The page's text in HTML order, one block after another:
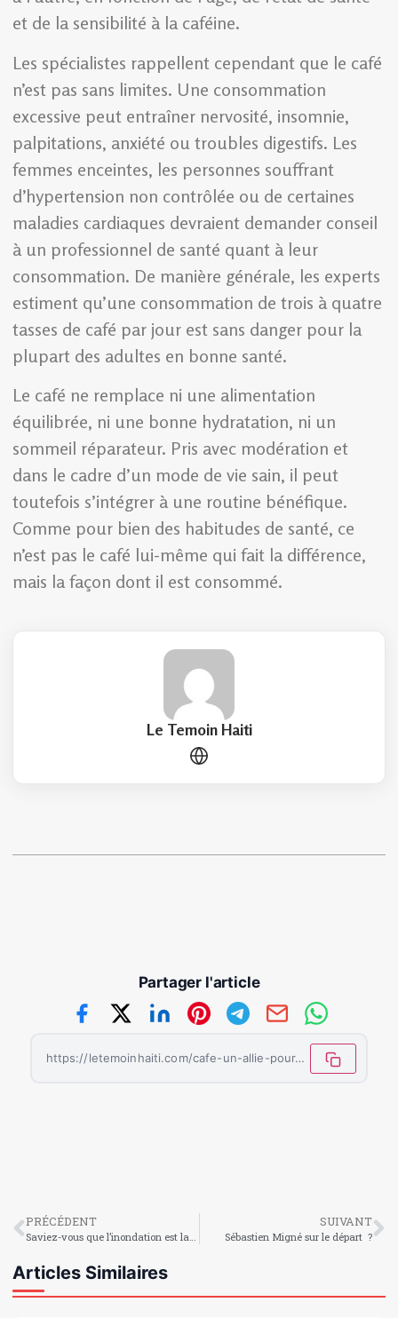
et de la sensibilité à la caféine.
Les spécialistes rappellent cependant que le café
n’est pas sans limites. Une consommation
excessive peut entraîner nervosité, insomnie,
palpitations, anxiété ou troubles digestifs. Les
femmes enceintes, les personnes souffrant
d’hypertension non contrôlée ou de certaines
maladies cardiaques devraient demander conseil
à un professionnel de santé quant à leur
consommation. De manière générale, les experts
estiment qu’une consommation de trois à quatre
tasses de café par jour est sans danger pour la
plupart des adultes en bonne santé.
Le café ne remplace ni une alimentation
équilibrée, ni une bonne hydratation, ni un
sommeil réparateur. Pris avec modération et
dans le cadre d’un mode de vie sain, il peut
toutefois s’intégrer à une routine bénéfique.
Comme pour bien des habitudes de santé, ce
n’est pas le café lui-même qui fait la différence,
mais la façon dont il est consommé.
Le Temoin Haiti
Partager l'article
https://letemoinhaiti.com/cafe-un-allie-pour-la-sante-a-condition-de-le-consommer-avec-moderation/
PRÉCÉDENT
Saviez-vous que l’inondation est la catastrophe naturelle la plus fréquente au monde ?
SUIVANT
Sébastien Migné sur le départ ?
Articles Similaires